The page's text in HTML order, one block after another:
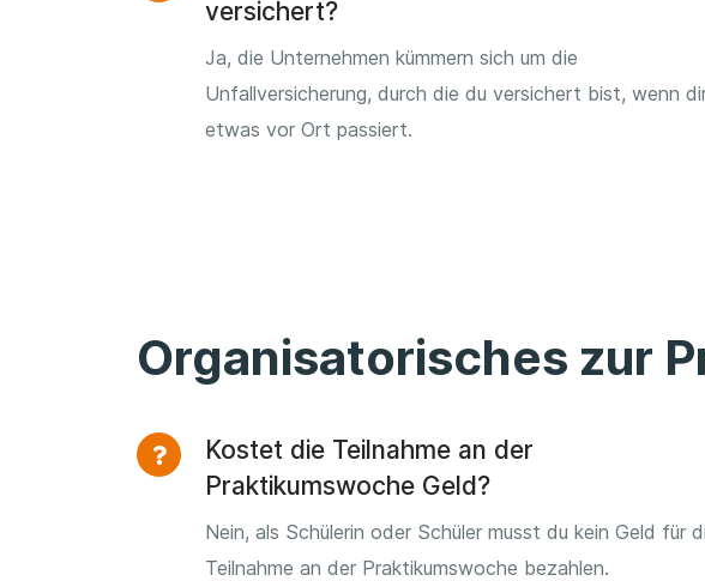
versichert?
Ja, die Unternehmen kümmern sich um die
Unfallversicherung, durch die du versichert bist, wenn
etwas vor Ort passiert.
Organisatorisches zur
Kostet die Teilnahme an der
Praktikumswoche Geld?
Nein, als Schülerin oder Schüler musst du kein Geld für
Teilnahme an der Praktikumswoche bezahlen.